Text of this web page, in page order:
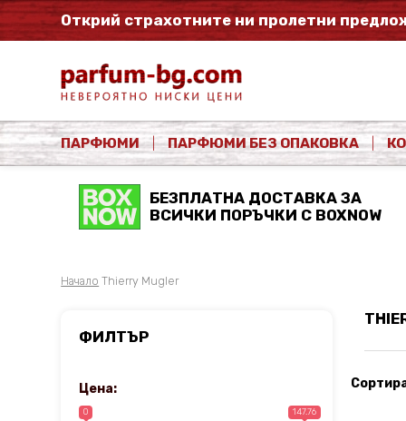
Открий страхотните ни пролетни
ПАРФЮМИ ПАРФЮМИ БЕЗ ОПАКОВКА
БЕЗПЛАТНА ДОСТАВКА ЗА
ВСИЧКИ ПОРЪЧКИ С BOXNOW
Начало Thierry Mugler
ФИЛТЪР
Цена:
0 147.76